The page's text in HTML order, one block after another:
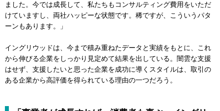
ました。今では成長して、私たちもコンサルティング費用をいただ
けていますし、両社ハッピーな状態です。稀ですが、こういうパタ
ーンもあります。」
イングリウッドは、今まで積み重ねたデータと実績をもとに、これ
から伸びる企業をしっかり見定めて結果を出している。闇雲な支援
はせず、支援したいと思った企業を成功に導くスタイルは、取引の
ある企業から高評価を得られている理由の一つだろう。